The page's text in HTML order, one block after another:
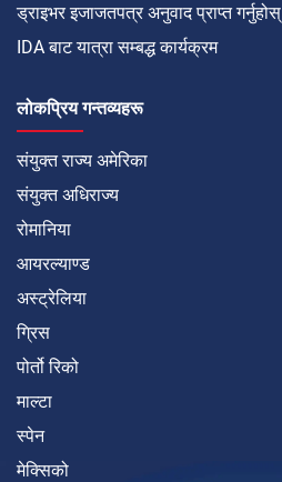
ड्राइभर इजाजतपत्र अनुवाद प्राप्त गर्नुहोस्
IDA बाट यात्रा सम्बद्ध कार्यक्रम
लोकप्रिय गन्तव्यहरू
संयुक्त राज्य अमेरिका
संयुक्त अधिराज्य
रोमानिया
आयरल्याण्ड
अस्ट्रेलिया
ग्रिस
पोर्तो रिको
माल्टा
स्पेन
मेक्सिको